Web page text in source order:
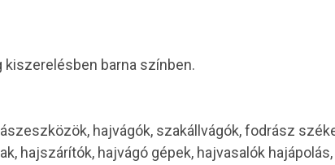
barna színben.
hajvágók, szakállvágók, fodrász
hajszárítók, hajvágó gépek, hajvasalók